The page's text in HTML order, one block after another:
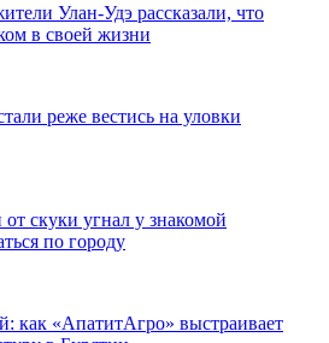
Улан-Удэ рассказали, что
в своей жизни
реже вестись на уловки
скуки угнал у знакомой
по городу
как «АпатитАгро» выстраивает